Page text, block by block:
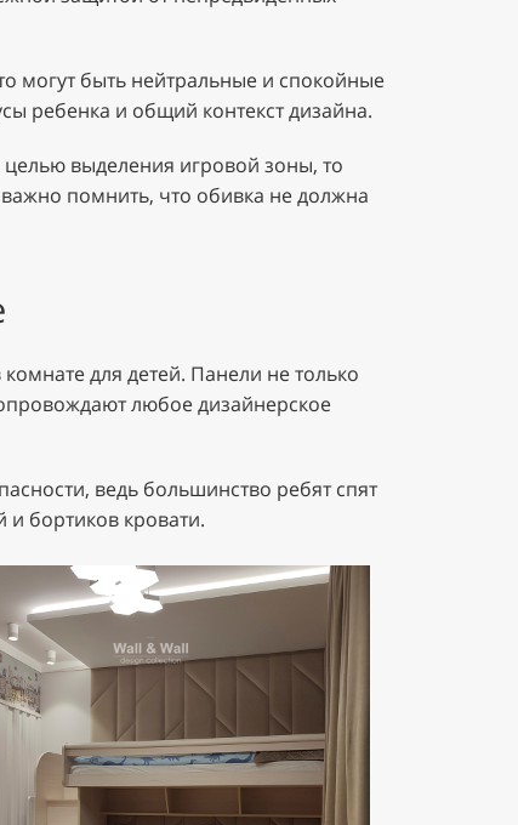
могут быть нейтральные и спокойные
ребенка и общий контекст дизайна.
целью выделения игровой зоны, то
важно помнить, что обивка не должна
для детей. Панели не только
любое дизайнерское
ведь большинство ребят спят
бортиков кровати.